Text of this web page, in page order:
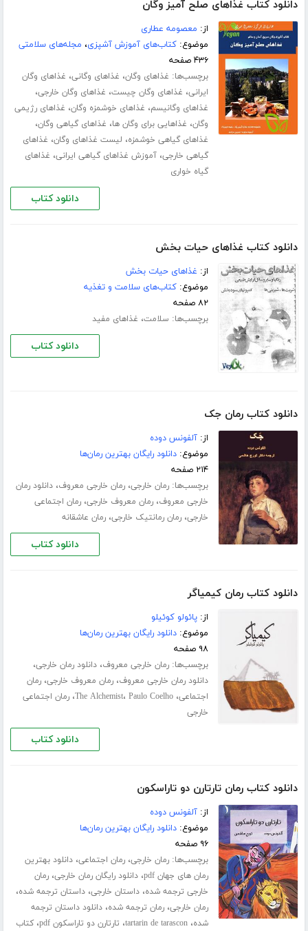
دانلود کتاب غذاهای صلح آمیز وگان
از: معصومه عطاری
موضوع:کتاب‌های آموزش آشپزی، مجله‌های سلامتی
۴۳۶ صفحه
برچسب‌ها: غذاهای وگان، غذاهای وگانی، غذاهای وگان
ایرانی، غذاهای وگان چیست، غذاهای وگان خارجی،
غذاهای وگانیسم، غذاهای خوشمزه وگان، غذاهای رژیمی
وگان، غذاهایی برای وگان ها، غذاهای گیاهی وگان،
غذاهای گیاهی خوشمزه، لیست غذاهای وگان، غذاهای
گیاهی خارجی،آموزش غذاهای گیاهی ایرانی، غذاهای
گیاه خواری
دانلود کتاب
دانلود کتاب غذاهای حیات بخش
از: غذاهای حیات بخش
موضوع:کتاب‌های سلامت و تغذیه
۸۲ صفحه
برچسب‌ها: سلامت، غذاهای مفید
دانلود کتاب
دانلود کتاب رمان جک
از:آلفونس دوده
موضوع:دانلود رایگان بهترین رمان‌ها
۲۱۴ صفحه
برچسب‌ها:رمان خارجی،رمان خارجی معروف،دانلود رمان
خارجی معروف،رمان معروف خارجی،رمان اجتماعی
خارجی،رمان رمانتیک خارجی،رمان عاشقانه
دانلود کتاب
دانلود کتاب رمان کیمیاگر
از:پائولو کوئیلو
موضوع:دانلود رایگان بهترین رمان‌ها
۹۸ صفحه
برچسب‌ها:رمان خارجی معروف،دانلود رمان خارجی،
دانلود رمان خارجی معروف،رمان معروف خارجی،رمان
اجتماعی، The Alchemist، Paulo Coelho ،رمان اجتماعی
خارجی
دانلود کتاب
دانلود کتاب رمان تارتارن دو تاراسکون
از:آلفونس دوده
موضوع:دانلود رایگان بهترین رمان‌ها
۹۶ صفحه
برچسب‌ها:رمان خارجی،رمان اجتماعی،دانلود بهترین
رمان های جهان pdf
،دانلود رایگان رمان خارجی،رمان
خارجی ترجمه شده،داستان خارجی،داستان ترجمه شده،
رمان خارجی،رمان ترجمه شده،دانلود داستان ترجمه
شده،tartarin de tarascon، تارتارن دو تاراسکون pdf ،کتاب